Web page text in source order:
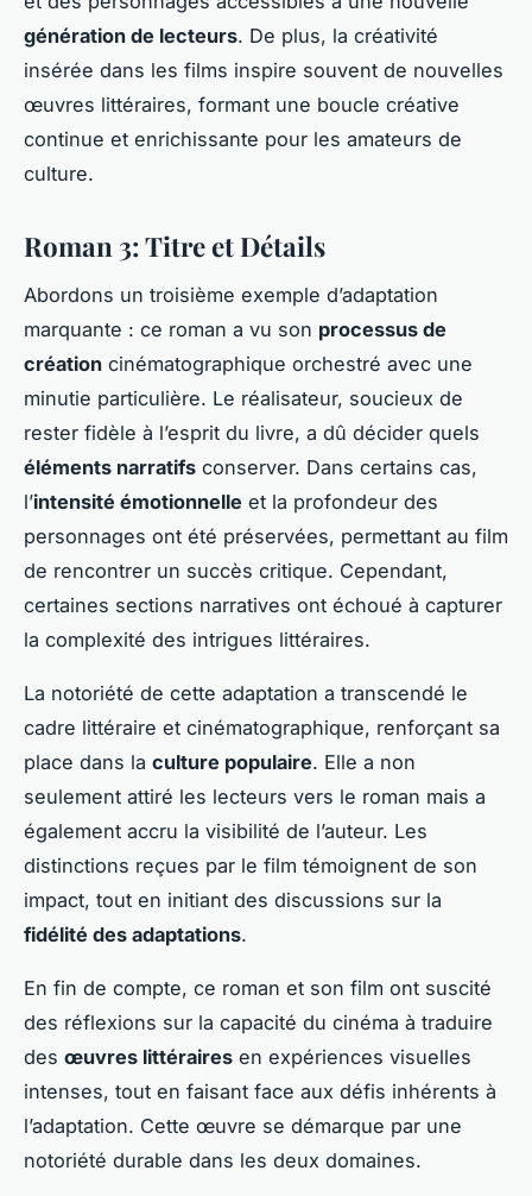
génération de lecteurs. De plus, la créativité
insérée dans les films inspire souvent de nouvelles
œuvres littéraires, formant une boucle créative
continue et enrichissante pour les amateurs de
culture.
Roman 3: Titre et Détails
Abordons un troisième exemple d’adaptation
marquante : ce roman a vu son processus de
création cinématographique orchestré avec une
minutie particulière. Le réalisateur, soucieux de
rester fidèle à l’esprit du livre, a dû décider quels
éléments narratifs conserver. Dans certains cas,
l’intensité émotionnelle et la profondeur des
personnages ont été préservées, permettant au film
de rencontrer un succès critique. Cependant,
certaines sections narratives ont échoué à capturer
la complexité des intrigues littéraires.
La notoriété de cette adaptation a transcendé le
cadre littéraire et cinématographique, renforçant sa
place dans la culture populaire. Elle a non
seulement attiré les lecteurs vers le roman mais a
également accru la visibilité de l’auteur. Les
distinctions reçues par le film témoignent de son
impact, tout en initiant des discussions sur la
fidélité des adaptations.
En fin de compte, ce roman et son film ont suscité
des réflexions sur la capacité du cinéma à traduire
des œuvres littéraires en expériences visuelles
intenses, tout en faisant face aux défis inhérents à
l’adaptation. Cette œuvre se démarque par une
notoriété durable dans les deux domaines.